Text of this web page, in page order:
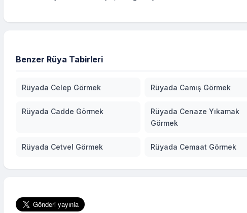
Benzer Rüya Tabirleri
Rüyada Celep Görmek Rüyada Camış Görmek
Rüyada Cadde Görmek
Rüyada Cenaze Yıkamak
Görmek
Rüyada Cetvel Görmek Rüyada Cemaat Görmek